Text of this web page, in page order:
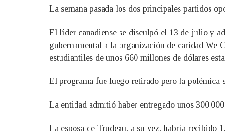
La semana pasada los dos principales partidos
El líder canadiense se disculpó el 13 de julio y
gubernamental a la organización de caridad We
estudiantiles de unos 660 millones de dólares
El programa fue luego retirado pero la polémica
La entidad admitió haber entregado unos
La esposa de Trudeau, a su vez, habría recibido